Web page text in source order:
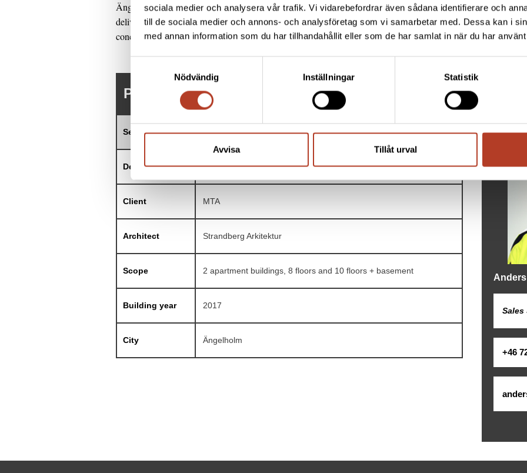
sociala medier och analysera vår trafik. Vi vidarebefordrar även sådana identifierare och
till de sociala medier och annons- och analysföretag som vi samarbetar med. Dessa kan i
med annan information som du har tillhandahållit eller som de har samlat in när du har
Nödvändig
Inställningar Statistik
Avvisa Tillåt urval
Ängelholm. The houses, which are 8 and 10 floors, were built in 2017. K-Prefab has
delivered the concrete frames to our customer, the construction company MTA. With our
concept for Housing we create sustainable homes.
PROJECT DETAILS
Segment Housing
Developer Fem hjärtan fastigheter
Client MTA
Architect Strandberg Arkitektur
Scope 2 apartment buildings, 8 floors and 10 floors + basement
Building year 2017
City Ängelholm
Sales
+46